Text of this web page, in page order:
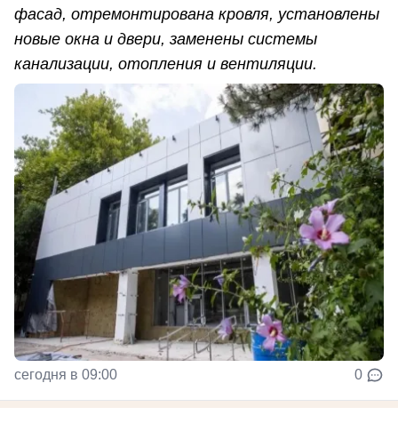
фасад, отремонтирована кровля, установлены
новые окна и двери, заменены системы
канализации, отопления и вентиляции.
сегодня в 09:00 0